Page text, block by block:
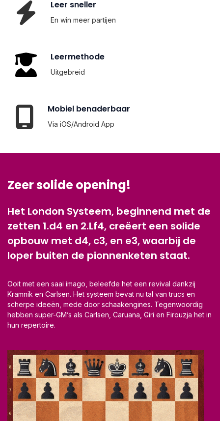
Leer sneller
En win meer partijen
Leermethode
Uitgebreid
Mobiel benaderbaar
Via iOS/Android App
Zeer solide opening!
Het London Systeem, beginnend met de
zetten 1.d4 en 2.Lf4, creëert een solide
opbouw met d4, c3, en e3, waarbij de
loper buiten de pionnenketen staat.
Ooit met een saai imago, beleefde het een revival dankzij
Kramnik en Carlsen. Het systeem bevat nu tal van trucs en
scherpe ideeën, mede door schaakengines. Tegenwoordig
hebben super-GM’s als Carlsen, Caruana, Giri en Firouzja het in
hun repertoire.